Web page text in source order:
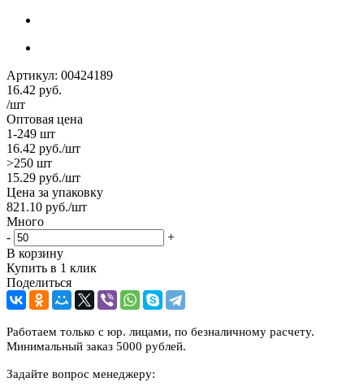
Артикул: 00424189
16.42 руб.
/шт
Оптовая цена
1-249 шт
16.42 руб./шт
>250 шт
15.29 руб./шт
Цена за упаковку
821.10 руб./шт
Много
-
+
В корзину
Купить в 1 клик
Поделиться
Работаем только с юр. лицами, по безналичному расчету.
Минимальный заказ 5000 рублей.
Задайте вопрос менеджеру: